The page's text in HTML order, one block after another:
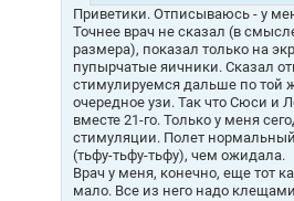
Приветики. Отписываюсь - у
Точнее врач не сказал (в
размера), показал только на
пупырчатые яичники. Сказал
стимулируемся дальше по той
очередное узи. Так что Сюси и
вместе 21-го. Только у меня
стимуляции. Полет
(тьфу-тьфу-тьфу), чем ожидала.
Врач у меня, конечно, еще тот
мало. Все из него надо